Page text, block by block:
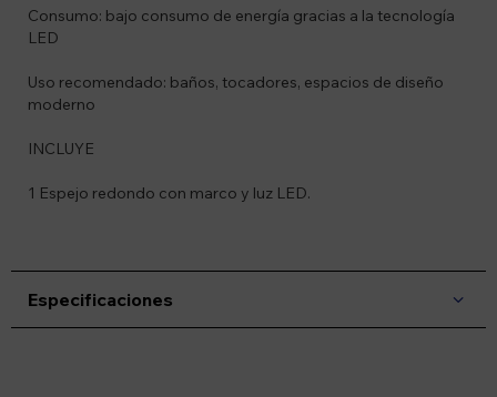
Consumo: bajo consumo de energía gracias a la tecnología
LED
Uso recomendado: baños, tocadores, espacios de diseño
moderno
INCLUYE
1 Espejo redondo con marco y luz LED.
Especificaciones